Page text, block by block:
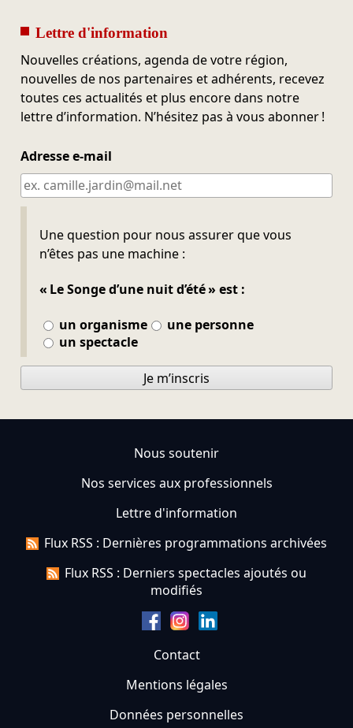
Lettre d'information
Nouvelles créations, agenda de votre région,
nouvelles de nos partenaires et adhérents, recevez
toutes ces actualités et plus encore dans notre
lettre d’information. N’hésitez pas à vous abonner !
Adresse e-mail
Une question pour nous assurer que vous
n’êtes pas une machine :
« Le Songe d’une nuit d’été » est :
un organisme
une personne
un spectacle
Ne pas remplir
Je m’inscris
Nous soutenir
Nos services aux professionnels
Lettre d'information
Flux RSS : Dernières programmations archivées
Flux RSS : Derniers spectacles ajoutés ou
modifiés
Contact
Mentions légales
Données personnelles